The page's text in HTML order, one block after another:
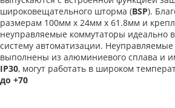
широковещательного шторма (BSP).
размерам 100мм x 24мм x 61.8мм и
неуправляемые коммутаторы идеально
систему автоматизации.
выполнены из алюминиевого сплава и
IP30, могут работать в широком
до +70